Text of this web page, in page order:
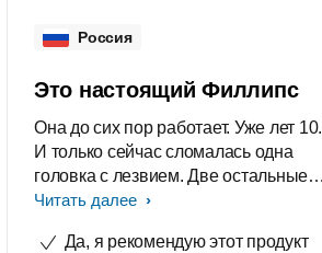
Россия
Это настоящий Филлипс
Она до сих пор работает. Уже лет 10.
И только сейчас сломалась одна
головка с лезвием. Две остальные
ещё в строю. Акб выдерживает 5-6
Читать далее
Да, я рекомендую этот продукт